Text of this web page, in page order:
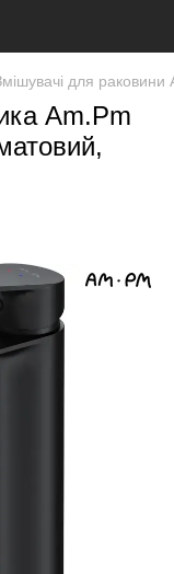
для раковини
Am.Pm